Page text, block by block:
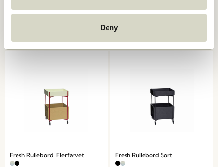
Deny
1.299,00kr.
Fresh Rullebord Flerfarvet Fresh Rullebord Sort